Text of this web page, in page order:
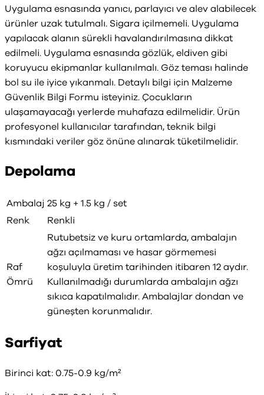
Uygulama esnasında yanıcı, parlayıcı ve alev alabilecek
ürünler uzak tutulmalı. Sigara içilmemeli. Uygulama
yapılacak alanın sürekli havalandırılmasına dikkat
edilmeli. Uygulama esnasında gözlük, eldiven gibi
koruyucu ekipmanlar kullanılmalı. Göz teması halinde
bol su ile iyice yıkanmalı. Detaylı bilgi için Malzeme
Güvenlik Bilgi Formu isteyiniz. Çocukların
ulaşamayacağı yerlerde muhafaza edilmelidir. Ürün
profesyonel kullanıcılar tarafından, teknik bilgi
kısmındaki veriler göz önüne alınarak tüketilmelidir.
Depolama
Ambalaj 25 kg + 1.5 kg / set
Renk
Renkli
Raf
Ömrü
Rutubetsiz ve kuru ortamlarda, ambalajın
ağzı açılmaması ve hasar görmemesi
koşuluyla üretim tarihinden itibaren 12 aydır.
Kullanılmadığı durumlarda ambalajın ağzı
sıkıca kapatılmalıdır. Ambalajlar dondan ve
güneşten korunmalıdır.
Sarfiyat
Birinci kat: 0.75-0.9 kg/m²